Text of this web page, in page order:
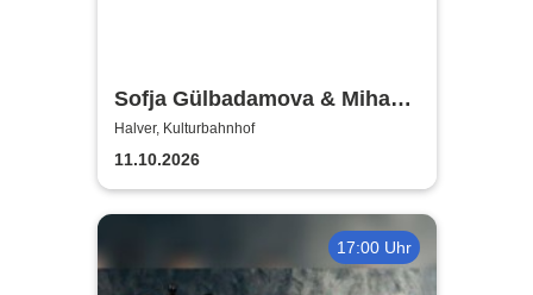
Sofja Gülbadamova & Mihaela
Goldfeld - Lieder ohne Worte
Halver, Kulturbahnhof
11.10.2026
17:00 Uhr